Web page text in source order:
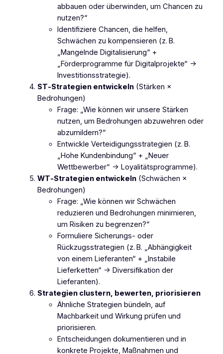
abbauen oder überwinden, um Chancen zu
nutzen?“
Identifiziere Chancen, die helfen,
Schwächen zu kompensieren (z. B.
„Mangelnde Digitalisierung“ +
„Förderprogramme für Digitalprojekte“ →
Investitionsstrategie).
ST‑Strategien entwickeln(Stärken ×
Bedrohungen)
Frage: „Wie können wir unsere Stärken
nutzen, um Bedrohungen abzuwehren oder
abzumildern?“
Entwickle Verteidigungsstrategien (z. B.
„Hohe Kundenbindung“ + „Neuer
Wettbewerber“ → Loyalitätsprogramme).
WT‑Strategien entwickeln(Schwächen ×
Bedrohungen)
Frage: „Wie können wir Schwächen
reduzieren und Bedrohungen minimieren,
um Risiken zu begrenzen?“
Formuliere Sicherungs‑ oder
Rückzugsstrategien (z. B. „Abhängigkeit
von einem Lieferanten“ + „Instabile
Lieferketten“ → Diversifikation der
Lieferanten).
Strategien clustern, bewerten, priorisieren
Ähnliche Strategien bündeln, auf
Machbarkeit und Wirkung prüfen und
priorisieren.
Entscheidungen dokumentieren und in
konkrete Projekte, Maßnahmen und